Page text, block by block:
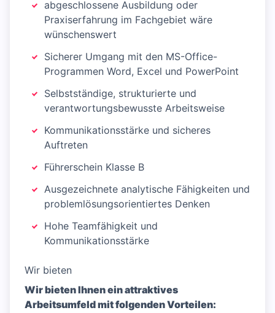
abgeschlossene Ausbildung oder
Praxiserfahrung im Fachgebiet wäre
wünschenswert
Sicherer Umgang mit den MS-Office-
Programmen Word, Excel und PowerPoint
Selbstständige, strukturierte und
verantwortungsbewusste Arbeitsweise
Kommunikationsstärke und sicheres
Auftreten
Führerschein Klasse B
Ausgezeichnete analytische Fähigkeiten und
problemlösungsorientiertes Denken
Hohe Teamfähigkeit und
Kommunikationsstärke
Wir bieten
Wir bieten Ihnen ein attraktives
Arbeitsumfeld mit folgenden Vorteilen: